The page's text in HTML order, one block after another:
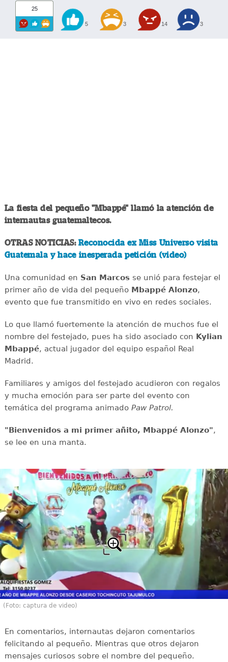
25
5 3 14 3
La fiesta del pequeño "Mbappé" llamó la atención de
internautas guatemaltecos.
OTRAS NOTICIAS: Reconocida ex Miss Universo visita
Guatemala y hace inesperada petición (video)
Una comunidad en San Marcosse unió para festejar el
primer año de vida del pequeño Mbappé Alonzo,
evento que fue transmitido en vivo en redes sociales.
Lo que llamó fuertemente la atención de muchos fue el
nombre del festejado, pues ha sido asociado con Kylian
Mbappé, actual jugador del equipo español Real
Madrid.
Familiares y amigos del festejado acudieron con regalos
y mucha emoción para ser parte del evento con
temática del programa animado Paw Patrol.
"Bienvenidos a mi primer añito, Mbappé Alonzo",
se lee en una manta.
(Foto: captura de video)
En comentarios, internautas dejaron comentarios
felicitando al pequeño. Mientras que otros dejaron
mensajes curiosos sobre el nombre del pequeño.